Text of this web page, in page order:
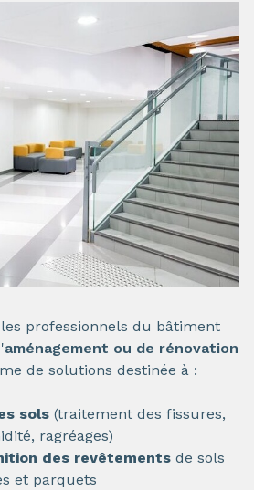
professionnels du bâtiment
aménagement ou de rénovation
de solutions destinée à :
sols (traitement des fissures,
ragréages)
des revêtements de sols
et parquets